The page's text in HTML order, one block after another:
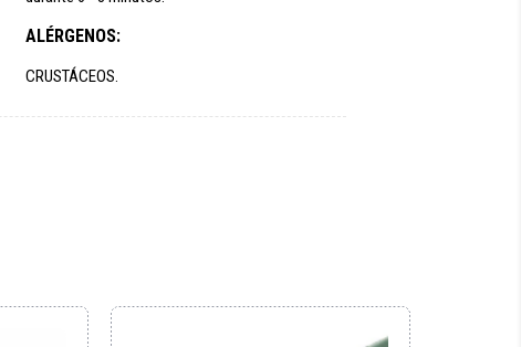
ALÉRGENOS:
CRUSTÁCEOS.